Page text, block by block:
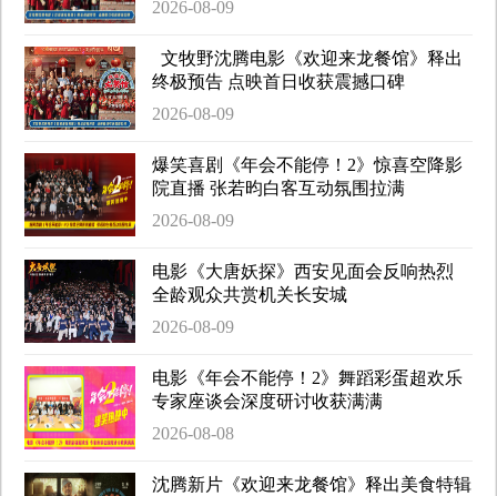
2026-08-09
文牧野沈腾电影《欢迎来龙餐馆》释出
终极预告 点映首日收获震撼口碑
2026-08-09
爆笑喜剧《年会不能停！2》惊喜空降影
院直播 张若昀白客互动氛围拉满
2026-08-09
电影《大唐妖探》西安见面会反响热烈
全龄观众共赏机关长安城
2026-08-09
电影《年会不能停！2》舞蹈彩蛋超欢乐
专家座谈会深度研讨收获满满
2026-08-08
沈腾新片《欢迎来龙餐馆》释出美食特辑